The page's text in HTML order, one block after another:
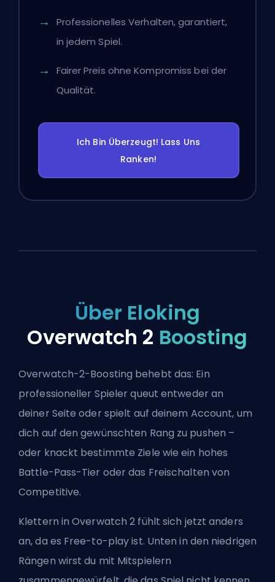
Professionelles Verhalten, garantiert,
in jedem Spiel.
Fairer Preis ohne Kompromiss bei der
Qualität.
Ich Bin Überzeugt! Lass Uns
Ranken!
Über Eloking
Overwatch 2 Boosting
Overwatch-2-Boosting behebt das: Ein
professioneller Spieler queut entweder an
deiner Seite oder spielt auf deinem Account, um
dich auf den gewünschten Rang zu pushen –
oder knackt bestimmte Ziele wie ein hohes
Battle-Pass-Tier oder das Freischalten von
Competitive.
Klettern in Overwatch 2 fühlt sich jetzt anders
an, da es Free-to-play ist. Unten in den niedrigen
Rängen wirst du mit Mitspielern